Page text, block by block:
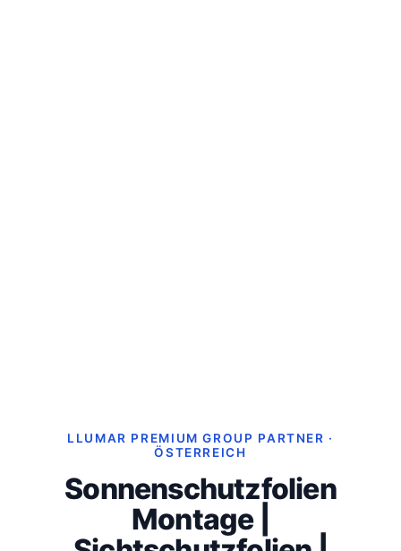
LLUMAR PREMIUM GROUP PARTNER ·
ÖSTERREICH
Sonnenschutzfolien
Montage |